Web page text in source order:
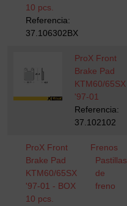
10 pcs.
Referencia:
37.106302BX
ProX Front
Brake Pad
KTM60/65SX
'97-01
Referencia:
37.102102
ProX Front
Brake Pad
KTM60/65SX
'97-01 - BOX
10 pcs.
Frenos
Pastillas
de
freno